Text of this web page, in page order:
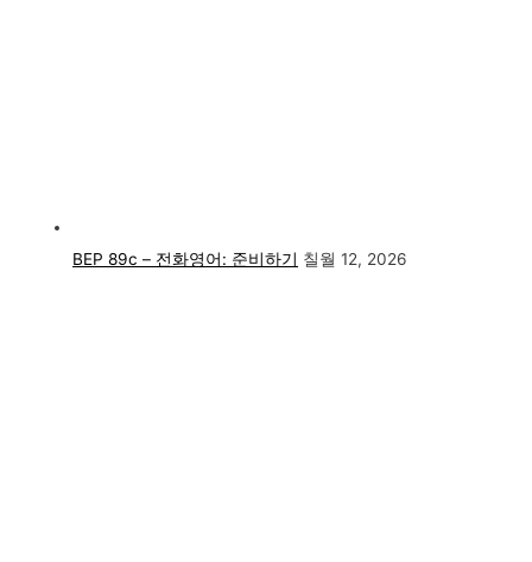
BEP 89c – 전화영어: 준비하기 칠월 12, 2026